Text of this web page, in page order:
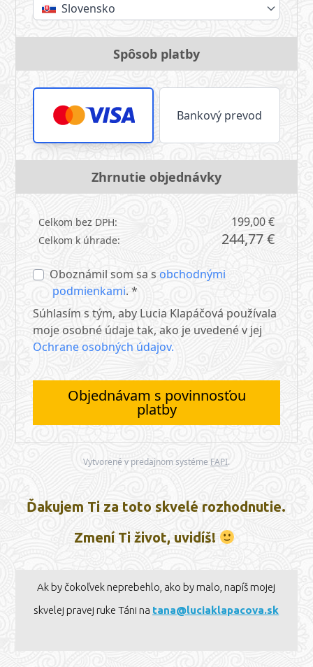
Slovensko
Spôsob platby
Bankový prevod
Zhrnutie objednávky
Celkom bez DPH: 199,00 €
Celkom k úhrade: 244,77 €
Oboznámil som sa sobchodnými
podmienkami. *
Súhlasím s tým, aby Lucia Klapáčová používala
moje osobné údaje tak, ako je uvedené v jej
Ochrane osobných údajov.
Objednávam s povinnosťou
platby
Vytvorené v predajnom systéme FAPI.
Ďakujem Ti za toto skvelé rozhodnutie.
Zmení Ti život, uvidíš!
Ak by čokoľvek neprebehlo, ako by malo, napíš mojej
skvelej pravej ruke Táni na tana@luciaklapacova.sk